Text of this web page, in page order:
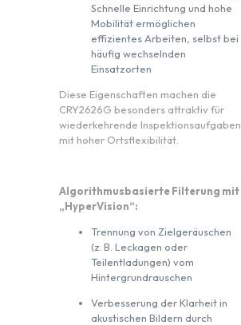
Schnelle Einrichtung und hohe
Mobilität ermöglichen
effizientes Arbeiten, selbst bei
häufig wechselnden
Einsatzorten
Diese Eigenschaften machen die
CRY2626G besonders attraktiv für
wiederkehrende Inspektionsaufgaben
mit hoher Ortsflexibilität.
Algorithmusbasierte Filterung mit
„HyperVision“:
Trennung von Zielgeräuschen
(z. B. Leckagen oder
Teilentladungen) vom
Hintergrundrauschen
Verbesserung der Klarheit in
akustischen Bildern durch